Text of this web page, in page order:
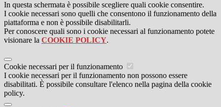
In questa schermata è possibile scegliere quali cookie consentire.
I cookie necessari sono quelli che consentono il funzionamento della
piattaforma e non è possibile disabilitarli.
Per conoscere quali sono i cookie necessari al funzionamento potete
visionare la COOKIE POLICY.
Cookie necessari per il funzionamento
I cookie necessari per il funzionamento non possono essere
disabilitati. È possibile consultare l'elenco nella pagina della cookie
policy.